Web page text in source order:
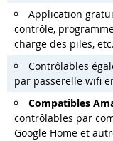
Application
contrôle,
charge des piles, etc.
Contrôlables
par passerelle wifi
Compatibles
contrôlables par
Google Home et